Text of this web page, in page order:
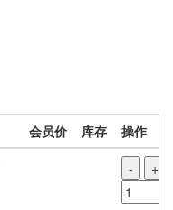
会员价 库存
操作
- +